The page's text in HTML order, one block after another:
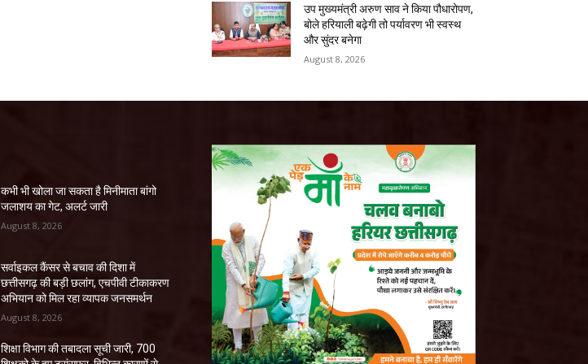
उप मुख्यमंत्री अरुण साव ने किया पौधारोपण,
बोले हरियाली बढ़ेगी तो पर्यावरण भी स्वस्थ
और सुंदर बनेगा
August 8, 2026
कभी भी खोला जा सकता है मिनीमाता बांगो
जलाशय का गेट, अलर्ट जारी
August 8, 2026
सर्वाइकल कैंसर से बचाव की दिशा में
छत्तीसगढ़ की बड़ी छलांग, एचपीवी टीकाकरण
अभियान को मिल रहा व्यापक जनसमर्थन
August 8, 2026
शिक्षा विभाग की तबादला सूची जारी, 700